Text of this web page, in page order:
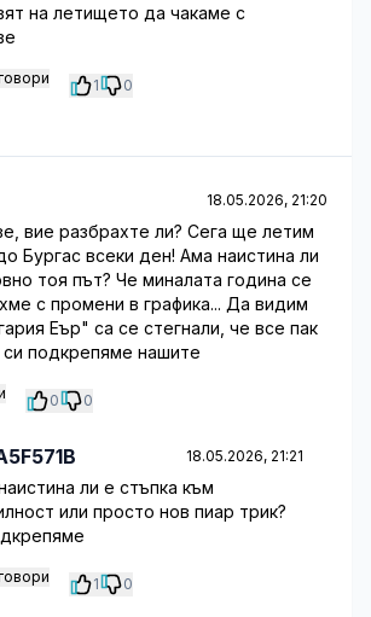
на летището да чакаме с
1 0
18.05.2026, 21:20
вие разбрахте ли? Сега ще летим
Бургас всеки ден! Ама наистина ли
тоя път? Че миналата година се
с промени в графика... Да видим
Еър" са се стегнали, че все пак
подкрепяме нашите
0 0
18.05.2026, 21:21
ли е стъпка към
или просто нов пиар трик?
1 0